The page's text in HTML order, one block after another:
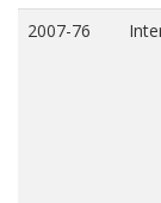
2007-76